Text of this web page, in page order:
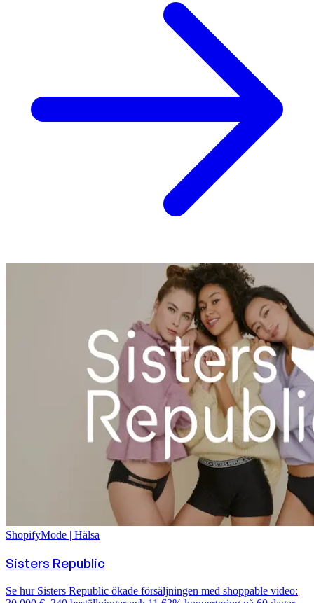
ShopifyMode | Hälsa
Sisters Republic
Se hur Sisters Republic ökade försäljningen med shoppable video: